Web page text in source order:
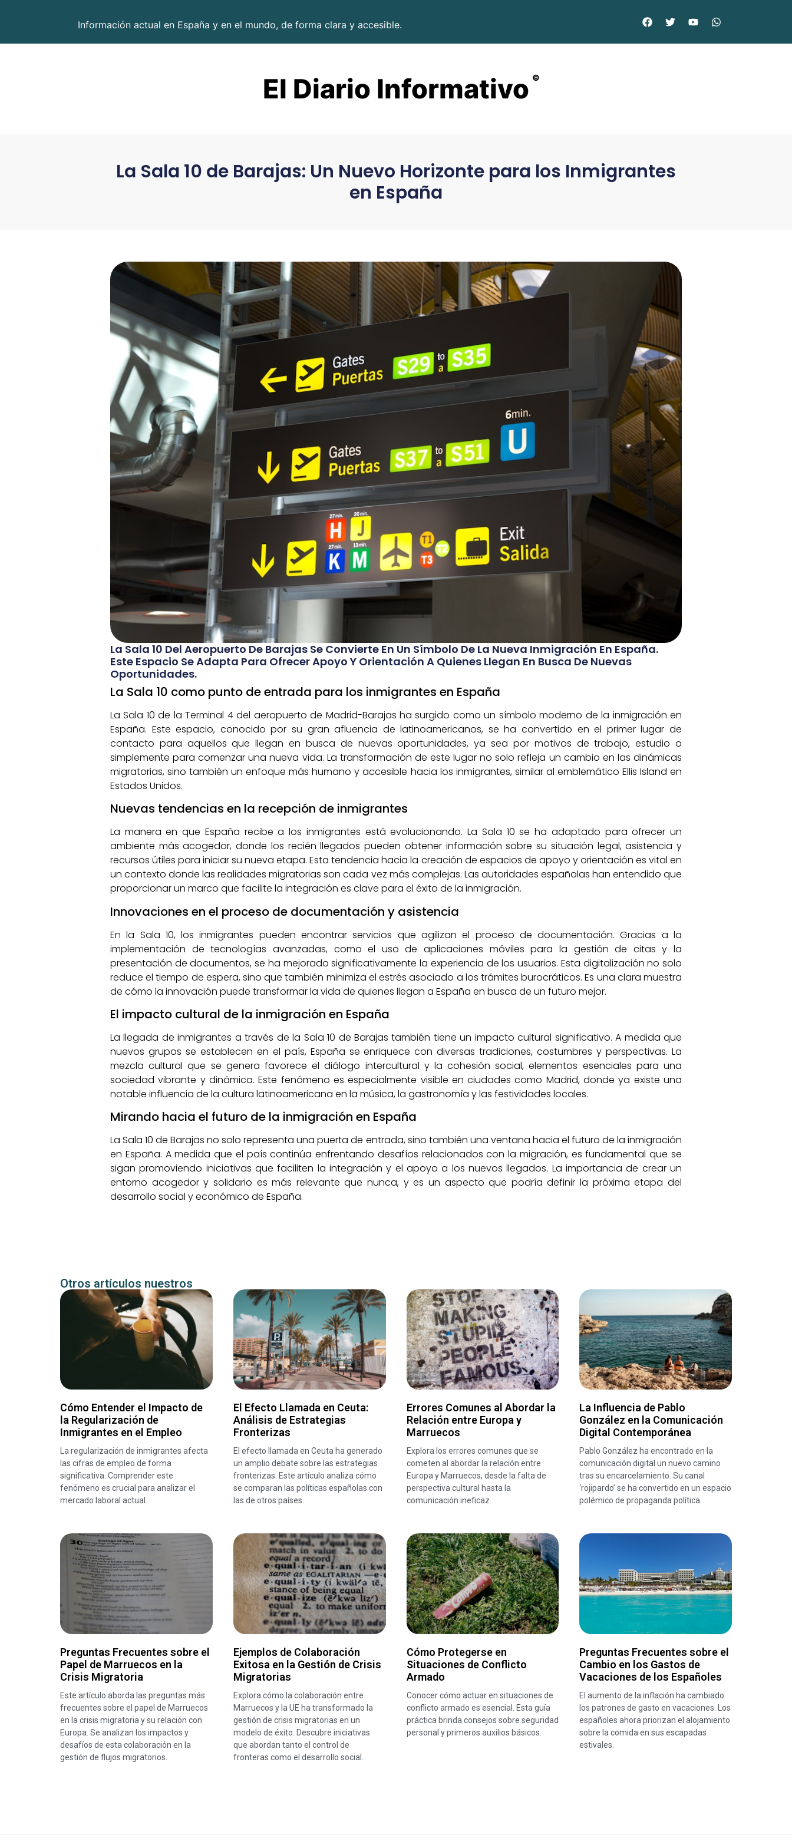
Información actual en España y en el mundo, de forma clara y accesible.
El Diario Informativo ©
La Sala 10 de Barajas: Un Nuevo Horizonte para los Inmigrantes
en España
La Sala 10 Del Aeropuerto De Barajas Se Convierte En Un Símbolo De La Nueva Inmigración En España.
Este Espacio Se Adapta Para Ofrecer Apoyo Y Orientación A Quienes Llegan En Busca De Nuevas
Oportunidades.
La Sala 10 como punto de entrada para los inmigrantes en España
La Sala 10 de la Terminal 4 del aeropuerto de Madrid-Barajas ha surgido como un símbolo moderno de la inmigración en
España. Este espacio, conocido por su gran afluencia de latinoamericanos, se ha convertido en el primer lugar de
contacto para aquellos que llegan en busca de nuevas oportunidades, ya sea por motivos de trabajo, estudio o
simplemente para comenzar una nueva vida. La transformación de este lugar no solo refleja un cambio en las dinámicas
migratorias, sino también un enfoque más humano y accesible hacia los inmigrantes, similar al emblemático Ellis Island en
Estados Unidos.
Nuevas tendencias en la recepción de inmigrantes
La manera en que España recibe a los inmigrantes está evolucionando. La Sala 10 se ha adaptado para ofrecer un
ambiente más acogedor, donde los recién llegados pueden obtener información sobre su situación legal, asistencia y
recursos útiles para iniciar su nueva etapa. Esta tendencia hacia la creación de espacios de apoyo y orientación es vital en
un contexto donde las realidades migratorias son cada vez más complejas. Las autoridades españolas han entendido que
proporcionar un marco que facilite la integración es clave para el éxito de la inmigración.
Innovaciones en el proceso de documentación y asistencia
En la Sala 10, los inmigrantes pueden encontrar servicios que agilizan el proceso de documentación. Gracias a la
implementación de tecnologías avanzadas, como el uso de aplicaciones móviles para la gestión de citas y la
presentación de documentos, se ha mejorado significativamente la experiencia de los usuarios. Esta digitalización no solo
reduce el tiempo de espera, sino que también minimiza el estrés asociado a los trámites burocráticos. Es una clara muestra
de cómo la innovación puede transformar la vida de quienes llegan a España en busca de un futuro mejor.
El impacto cultural de la inmigración en España
La llegada de inmigrantes a través de la Sala 10 de Barajas también tiene un impacto cultural significativo. A medida que
nuevos grupos se establecen en el país, España se enriquece con diversas tradiciones, costumbres y perspectivas. La
mezcla cultural que se genera favorece el diálogo intercultural y la cohesión social, elementos esenciales para una
sociedad vibrante y dinámica. Este fenómeno es especialmente visible en ciudades como Madrid, donde ya existe una
notable influencia de la cultura latinoamericana en la música, la gastronomía y las festividades locales.
Mirando hacia el futuro de la inmigración en España
La Sala 10 de Barajas no solo representa una puerta de entrada, sino también una ventana hacia el futuro de la inmigración
en España. A medida que el país continúa enfrentando desafíos relacionados con la migración, es fundamental que se
sigan promoviendo iniciativas que faciliten la integración y el apoyo a los nuevos llegados. La importancia de crear un
entorno acogedor y solidario es más relevante que nunca, y es un aspecto que podría definir la próxima etapa del
desarrollo social y económico de España.
Otros artículos nuestros
Cómo Entender el Impacto de
la Regularización de
Inmigrantes en el Empleo
La regularización de inmigrantes afecta
las cifras de empleo de forma
significativa. Comprender este
fenómeno es crucial para analizar el
mercado laboral actual.
El Efecto Llamada en Ceuta:
Análisis de Estrategias
Fronterizas
El efecto llamada en Ceuta ha generado
un amplio debate sobre las estrategias
fronterizas. Este artículo analiza cómo
se comparan las políticas españolas con
las de otros países.
Errores Comunes al Abordar la
Relación entre Europa y
Marruecos
Explora los errores comunes que se
cometen al abordar la relación entre
Europa y Marruecos, desde la falta de
perspectiva cultural hasta la
comunicación ineficaz.
La Influencia de Pablo
González en la Comunicación
Digital Contemporánea
Pablo González ha encontrado en la
comunicación digital un nuevo camino
tras su encarcelamiento. Su canal
‘rojipardo’ se ha convertido en un espacio
polémico de propaganda política.
Preguntas Frecuentes sobre el
Papel de Marruecos en la
Crisis Migratoria
Este artículo aborda las preguntas más
frecuentes sobre el papel de Marruecos
en la crisis migratoria y su relación con
Europa. Se analizan los impactos y
desafíos de esta colaboración en la
gestión de flujos migratorios.
Ejemplos de Colaboración
Exitosa en la Gestión de Crisis
Migratorias
Explora cómo la colaboración entre
Marruecos y la UE ha transformado la
gestión de crisis migratorias en un
modelo de éxito. Descubre iniciativas
que abordan tanto el control de
fronteras como el desarrollo social.
Cómo Protegerse en
Situaciones de Conflicto
Armado
Conocer cómo actuar en situaciones de
conflicto armado es esencial. Esta guía
práctica brinda consejos sobre seguridad
personal y primeros auxilios básicos.
Preguntas Frecuentes sobre el
Cambio en los Gastos de
Vacaciones de los Españoles
El aumento de la inflación ha cambiado
los patrones de gasto en vacaciones. Los
españoles ahora priorizan el alojamiento
sobre la comida en sus escapadas
estivales.